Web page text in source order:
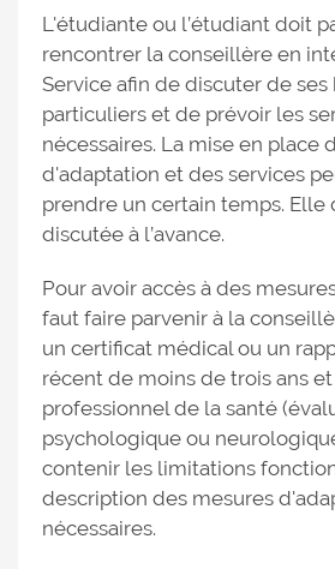
L'étudiante ou l’étudiant doit
rencontrer la conseillère en
Service afin de discuter de ses
particuliers et de prévoir les
nécessaires. La mise en place
d'adaptation et des services
prendre un certain temps.
discutée à l’avance.
Pour avoir accès à des
faut faire parvenir à la
un certificat médical ou un
récent de moins de trois ans
professionnel de la santé
psychologique ou
contenir les limitations
description des mesures
nécessaires.